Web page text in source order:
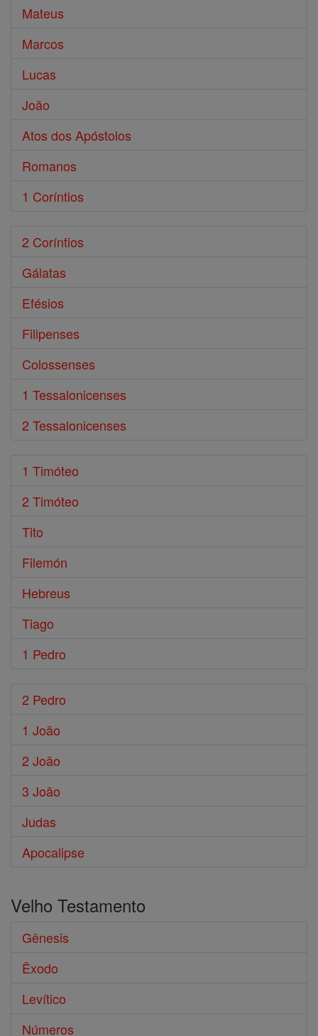
Mateus
Marcos
Lucas
João
Atos dos Apóstolos
Romanos
1 Coríntios
2 Coríntios
Gálatas
Efésios
Filipenses
Colossenses
1 Tessalonicenses
2 Tessalonicenses
1 Timóteo
2 Timóteo
Tito
Filemón
Hebreus
Tiago
1 Pedro
2 Pedro
1 João
2 João
3 João
Judas
Apocalipse
Velho Testamento
Gênesis
Êxodo
Levítico
Números